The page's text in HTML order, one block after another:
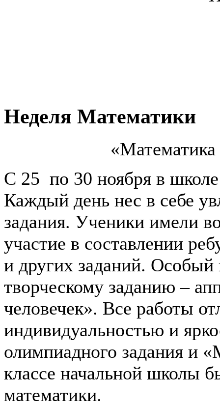
Неделя Математики
С 25 по 30 ноября в
Каждый день нес в себе
задания. Ученики имели
участие в составлении
и других заданий. Особый
творческому заданию –
человечек». Все работы
индивидуальностью и
олимпиадного задания и
классе начальной школы
математики.